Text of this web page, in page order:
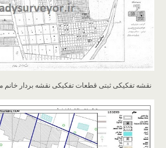
نقشه تفکیکی ثبتی قطعات تفکیکی نقشه بردار خانم مهندس